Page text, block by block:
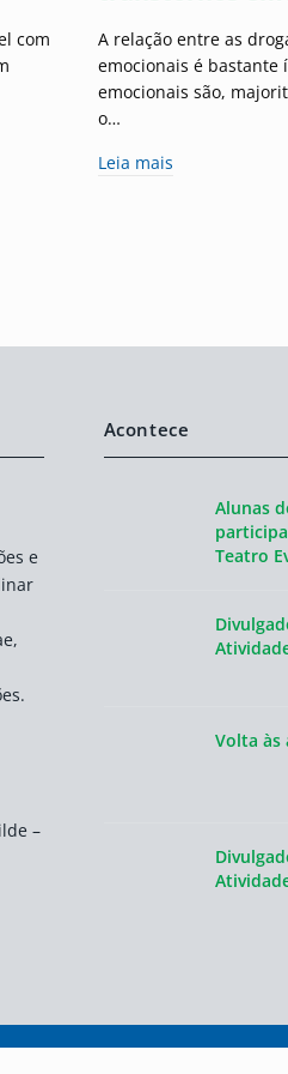
com
A relação entre as
emocionais é bastante
emocionais são,
o…
Leia mais
e
–
Acontece
Alunas
Teatro
Volta às